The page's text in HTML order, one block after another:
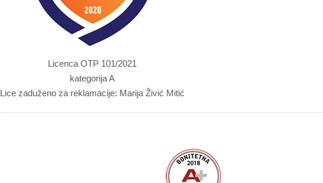
Licenca OTP 101/2021
kategorija A
Lice zaduženo za reklamacije: Marija Živić Mitić